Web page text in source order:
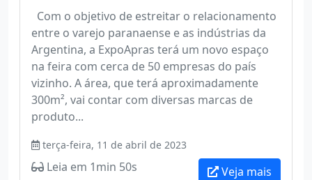
Com o objetivo de estreitar o relacionamento
entre o varejo paranaense e as indústrias da
Argentina, a ExpoApras terá um novo espaço
na feira com cerca de 50 empresas do país
vizinho. A área, que terá aproximadamente
300m², vai contar com diversas marcas de
produto...
terça-feira, 11 de abril de 2023
Leia em 1min 50s Veja mais